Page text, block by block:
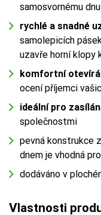
samosvornému dnu
rychlé a snadné
samolepicích
uzavře horní klopy
komfortní
ocení příjemci
ideální pro
společnostmi
pevná konstrukce
dnem je vhodná
dodáváno v
Vlastnosti